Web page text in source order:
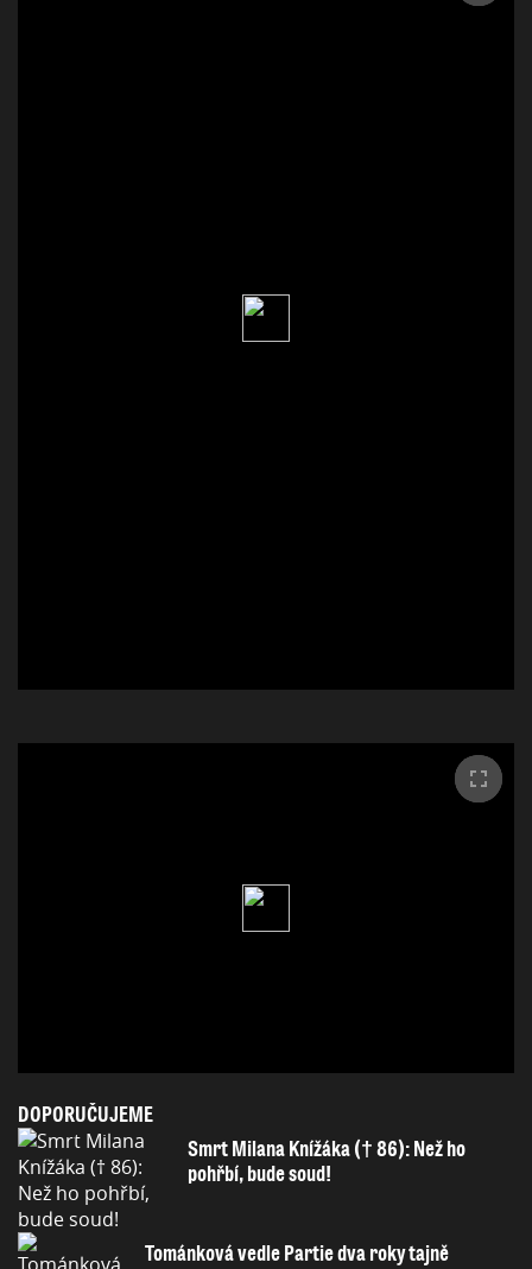
DOPORUČUJEME
Smrt Milana Knížáka († 86): Než ho
pohřbí, bude soud!
Tománková vedle Partie dva roky tajně